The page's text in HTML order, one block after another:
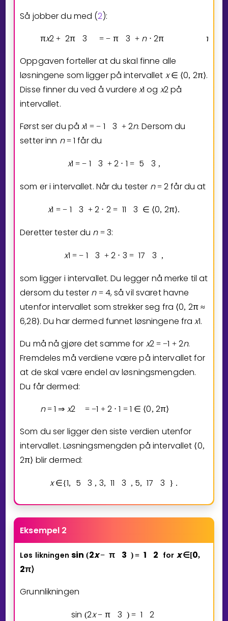
Så jobber du med (2):
πx2 + 2π 3 = − π 3 + n ⋅ 2π π
Oppgaven forteller at du skal finne alle
løsningene som ligger på intervallet x ∈ ⟨0, 2π⟩.
Disse finner du ved å vurdere x1 og x2på
intervallet.
Først ser du påx1 = − 1 3 + 2n. Dersom du
setter inn n = 1 får du
x1 = − 1 3 + 2 ⋅ 1 = 5 3 ,
som er i intervallet. Når du tester n = 2får du at
x1 = − 1 3 + 2 ⋅ 2 = 11 3 ∈ ⟨0, 2π⟩.
Deretter tester du n = 3:
x1 = − 1 3 + 2 ⋅ 3 = 17 3 ,
som ligger i intervallet. Du legger nå merke til at
dersom du tester n = 4, så vil svaret havne
utenfor intervallet som strekker seg fra ⟨0, 2π ≈
6,28⟩. Du har dermed funnet løsningene frax1.
Du må nå gjøre det samme for x2 = −1 + 2n.
Fremdeles må verdiene være på intervallet for
at de skal være endel av løsningsmengden.
Du får dermed:
n = 1 ⇒ x2 = −1 + 2 ⋅ 1 = 1 ∈ ⟨0, 2π⟩
Som du ser ligger den siste verdien utenfor
intervallet. Løsningsmengden på intervallet ⟨0,
2π⟩ blir dermed:
x ∈{1, 5 3 , 3, 11 3 , 5, 17 3 } .
Eksempel 2
Løs likningen sin (2x− π 3 )= 1 2 for x∈[0,
2π⟩
Grunnlikningen
sin (2x − π 3 ) = 1
2